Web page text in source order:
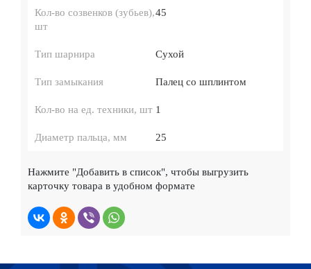
Кол-во созвенков (зубьев),
шт
45
Тип шарнира Сухой
Тип замыкания Палец со шплинтом
Кол-во на ед. техники, шт 1
Диаметр пальца, мм 25
Нажмите "Добавить в список", чтобы выгрузить
карточку товара в удобном формате